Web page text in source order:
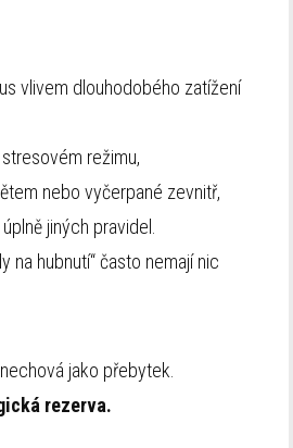
vlivem dlouhodobého zatížení
režimu,
nebo vyčerpané zevnitř,
jiných pravidel.
na hubnutí“ často nemají nic
jako přebytek.
rezerva.